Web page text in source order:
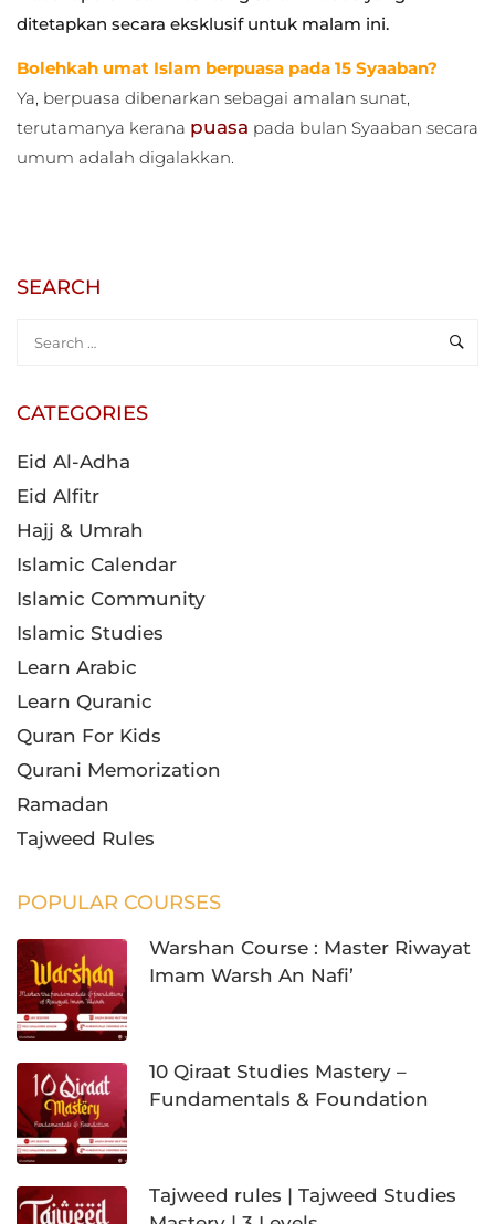
ditetapkan secara eksklusif untuk malam ini.
Bolehkah umat Islam berpuasa pada 15 Syaaban?
Ya, berpuasa dibenarkan sebagai amalan sunat,
terutamanya kerana puasa pada bulan Syaaban secara
umum adalah digalakkan.
SEARCH
CATEGORIES
Eid Al-Adha
Eid Alfitr
Hajj & Umrah
Islamic Calendar
Islamic Community
Islamic Studies
Learn Arabic
Learn Quranic
Quran For Kids
Qurani Memorization
Ramadan
Tajweed Rules
POPULAR COURSES
Warshan Course : Master Riwayat
Imam Warsh An Nafi’
10 Qiraat Studies Mastery –
Fundamentals & Foundation
Tajweed rules | Tajweed Studies